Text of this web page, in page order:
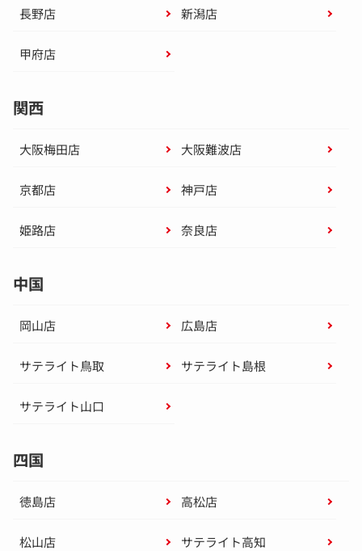
長野店 新潟店
甲府店
関西
大阪梅田店 大阪難波店
京都店 神戸店
姫路店 奈良店
中国
岡山店 広島店
サテライト鳥取 サテライト島根
サテライト山口
四国
徳島店 高松店
松山店 サテライト高知